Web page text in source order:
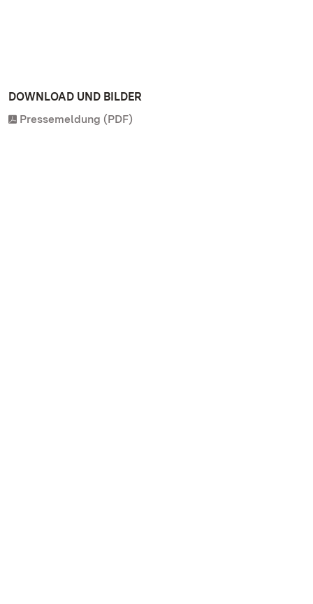
DOWNLOAD UND BILDER
Pressemeldung (PDF)